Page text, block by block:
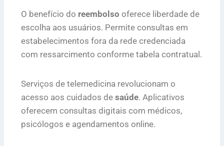
O benefício do reembolso oferece liberdade de
escolha aos usuários. Permite consultas em
estabelecimentos fora da rede credenciada
com ressarcimento conforme tabela contratual.
Serviços de telemedicina revolucionam o
acesso aos cuidados de saúde. Aplicativos
oferecem consultas digitais com médicos,
psicólogos e agendamentos online.